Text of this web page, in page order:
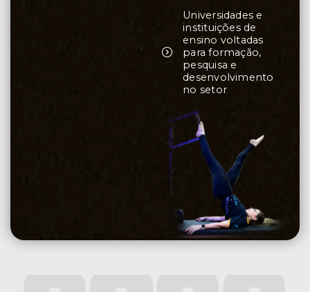
Universidades e
instituições de
ensino voltadas
para formação,
pesquisa e
desenvolvimento
no setor